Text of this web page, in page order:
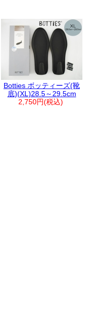
Botties ボッティーズ(靴
底)(XL)28.5～29.5cm
2,750円(税込)